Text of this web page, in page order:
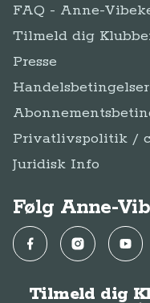
FAQ - Anne-
Tilmeld dig
Presse
Handelsbetingelser
Privatlivspolitik /
Juridisk Info
Følg Anne-
FacebookInstagram
Tilmeld dig